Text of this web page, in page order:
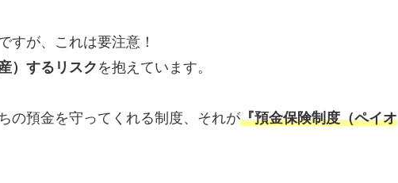
すが、これは要注意！
）するリスクを抱えています。
の預金を守ってくれる制度、それが『預金保険制度（ペイオ